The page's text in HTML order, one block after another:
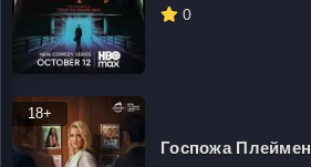
0
18+
Госпожа Плеймен